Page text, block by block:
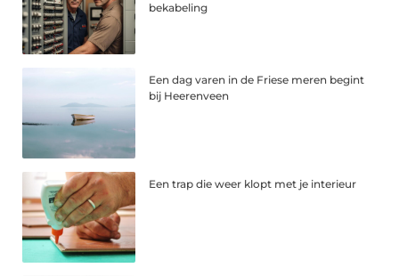
bekabeling
Een dag varen in de Friese meren begint
bij Heerenveen
Een trap die weer klopt met je interieur